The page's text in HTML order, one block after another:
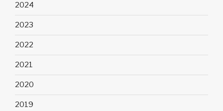
2024
2023
2022
2021
2020
2019